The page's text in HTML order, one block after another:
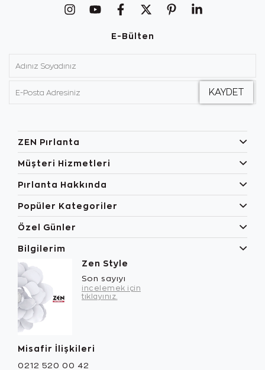
E-Bülten
ZEN Pırlanta
Müşteri Hizmetleri
Pırlanta Hakkında
Popüler Kategoriler
Özel Günler
Bilgilerim
Zen Style
Son sayıyı
incelemek için
tıklayınız.
Misafir İlişkileri
0212 520 00 42